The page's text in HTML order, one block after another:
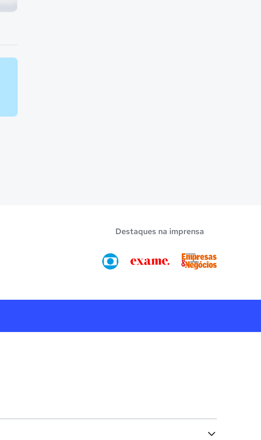
Destaques na imprensa